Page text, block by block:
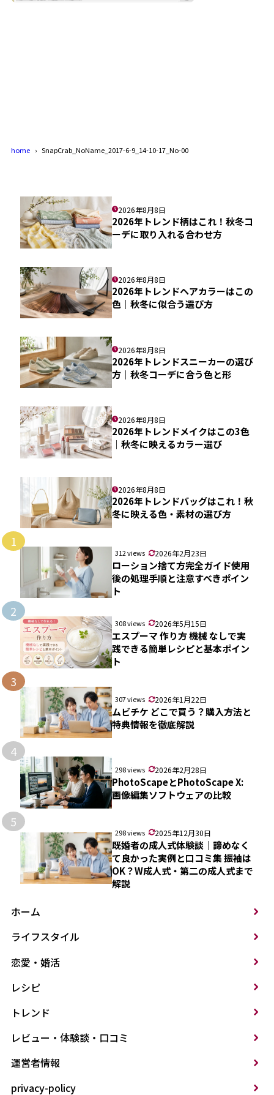
home SnapCrab_NoName_2017-6-9_14-10-17_No-00
2026年8月8日
2026年トレンド柄はこれ！秋冬コ
ーデに取り入れる合わせ方
2026年8月8日
2026年トレンドヘアカラーはこの
色｜秋冬に似合う選び方
2026年8月8日
2026年トレンドスニーカーの選び
方｜秋冬コーデに合う色と形
2026年8月8日
2026年トレンドメイクはこの3色
｜秋冬に映えるカラー選び
2026年8月8日
2026年トレンドバッグはこれ！秋
冬に映える色・素材の選び方
1
312 views 2026年2月23日
ローション捨て方完全ガイド使用
後の処理手順と注意すべきポイン
ト
2
308 views 2026年5月15日
エスプーマ 作り方 機械 なしで実
践できる簡単レシピと基本ポイン
ト
3
307 views 2026年1月22日
ムビチケ どこで買う？購入方法と
特典情報を徹底解説
4
298 views 2026年2月28日
PhotoScapeとPhotoScape X:
画像編集ソフトウェアの比較
5
298 views 2025年12月30日
既婚者の成人式体験談｜諦めなく
て良かった実例と口コミ集 振袖は
OK？W成人式・第二の成人式まで
解説
ホーム
ライフスタイル
恋愛・婚活
レシピ
トレンド
レビュー・体験談・口コミ
運営者情報
privacy-policy